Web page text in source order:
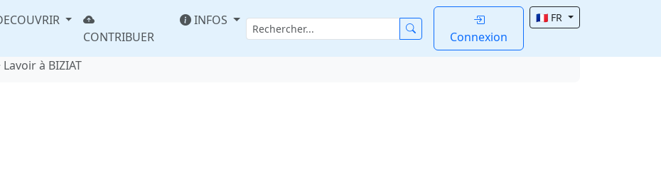
CONTRIBUER
INFOS
Connexion
🇫🇷 FR
Lavoir à BIZIAT